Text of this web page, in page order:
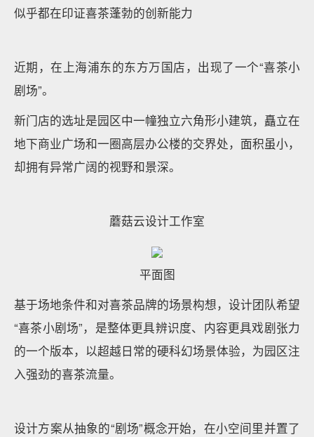
似乎都在印证喜茶蓬勃的创新能力
近期，在上海浦东的东方万国店，出现了一个“喜茶小
剧场”。
新门店的选址是园区中一幢独立六角形小建筑，矗立在
地下商业广场和一圈高层办公楼的交界处，面积虽小，
却拥有异常广阔的视野和景深。
蘑菇云设计工作室
平面图
基于场地条件和对喜茶品牌的场景构想，设计团队希望
“喜茶小剧场”，是整体更具辨识度、内容更具戏剧张力
的一个版本，以超越日常的硬科幻场景体验，为园区注
入强劲的喜茶流量。
设计方案从抽象的“剧场”概念开始，在小空间里并置了